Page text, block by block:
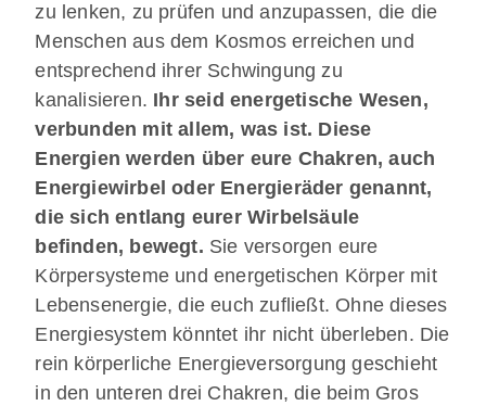
zu lenken, zu prüfen und anzupassen, die die
Menschen aus dem Kosmos erreichen und
entsprechend ihrer Schwingung zu
kanalisieren. Ihr seid energetische Wesen,
verbunden mit allem, was ist. Diese
Energien werden über eure Chakren, auch
Energiewirbel oder Energieräder genannt,
die sich entlang eurer Wirbelsäule
befinden, bewegt. Sie versorgen eure
Körpersysteme und energetischen Körper mit
Lebensenergie, die euch zufließt. Ohne dieses
Energiesystem könntet ihr nicht überleben. Die
rein körperliche Energieversorgung geschieht
in den unteren drei Chakren, die beim Gros